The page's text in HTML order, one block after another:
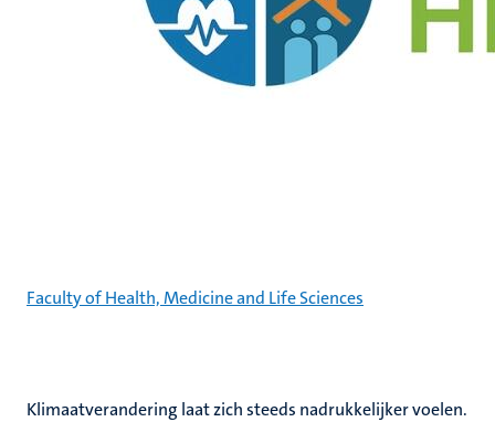
Faculty of Health, Medicine and Life Sciences
Klimaatverandering laat zich steeds nadrukkelijker voelen.